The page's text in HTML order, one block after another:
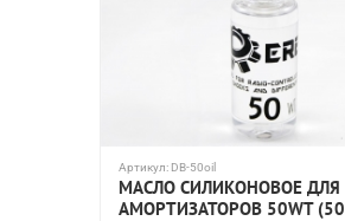
Артикул: DB-50oil
МАСЛО СИЛИКОНОВОЕ ДЛЯ
АМОРТИЗАТОРОВ 50WT